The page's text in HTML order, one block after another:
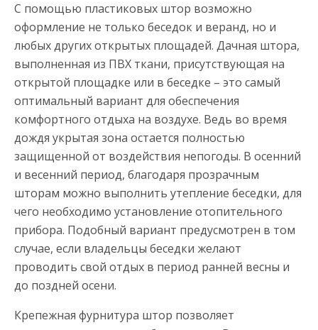
С помощью пластиковых штор возможно
оформление не только беседок и веранд, но и
любых других открытых площадей. Дачная штора,
выполненная из ПВХ ткани, присутствующая на
открытой площадке или в беседке – это самый
оптимальный вариант для обеспечения
комфортного отдыха на воздухе. Ведь во время
дождя укрытая зона остается полностью
защищенной от воздействия непогоды. В осенний
и весенний период, благодаря прозрачным
шторам можно выполнить утепление беседки, для
чего необходимо установление отопительного
прибора. Подобный вариант предусмотрен в том
случае, если владельцы беседки желают
проводить свой отдых в период ранней весны и
до поздней осени.
Крепежная фурнитура штор позволяет